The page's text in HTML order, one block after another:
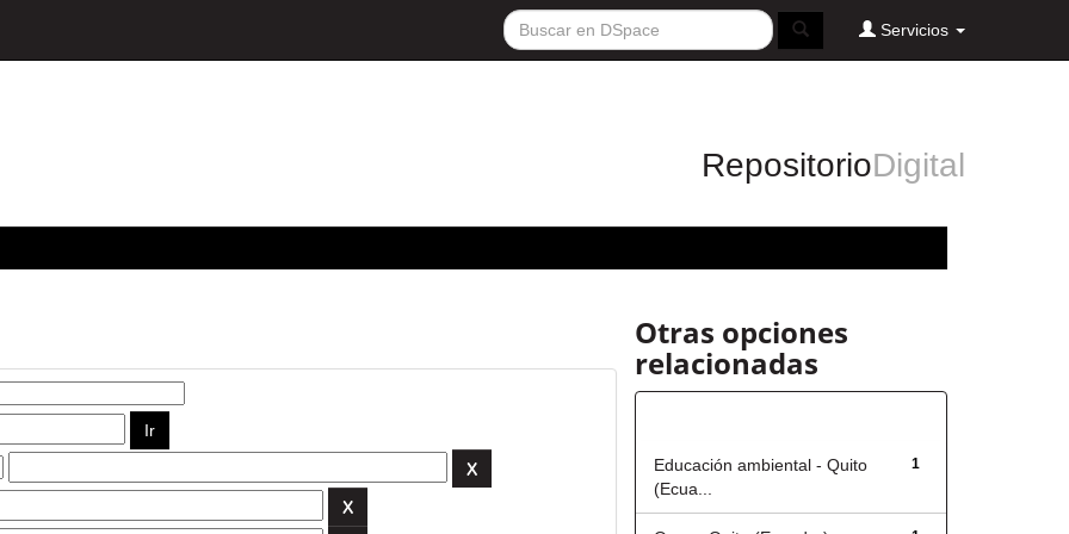
Servicios
RepositorioDigital
Otras opciones
relacionadas
1
Educación ambiental - Quito
(Ecua...